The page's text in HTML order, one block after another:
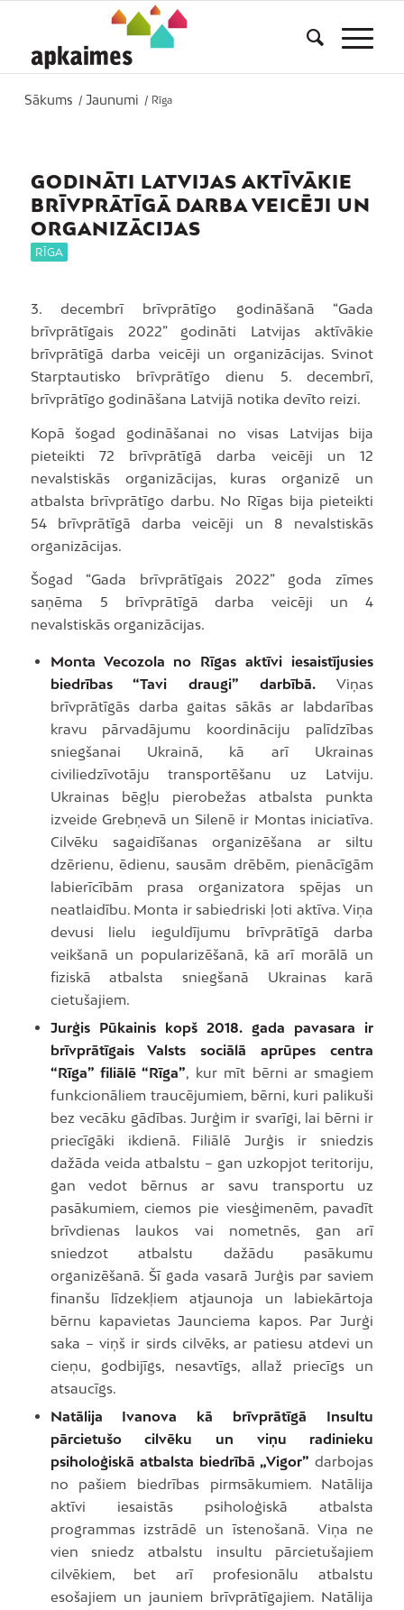
Sākums / Jaunumi / Rīga
GODINĀTI LATVIJAS AKTĪVĀKIE
BRĪVPRĀTĪGĀ DARBA VEICĒJI UN
ORGANIZĀCIJAS
RĪGA
3. decembrī brīvprātīgo godināšanā “Gada
brīvprātīgais 2022” godināti Latvijas aktīvākie
brīvprātīgā darba veicēji un organizācijas. Svinot
Starptautisko brīvprātīgo dienu 5. decembrī,
brīvprātīgo godināšana Latvijā notika devīto reizi.
Kopā šogad godināšanai no visas Latvijas bija
pieteikti 72 brīvprātīgā darba veicēji un 12
nevalstiskās organizācijas, kuras organizē un
atbalsta brīvprātīgo darbu. No Rīgas bija pieteikti
54 brīvprātīgā darba veicēji un 8 nevalstiskās
organizācijas.
Šogad “Gada brīvprātīgais 2022” goda zīmes
saņēma 5 brīvprātīgā darba veicēji un 4
nevalstiskās organizācijas.
Monta Vecozola no Rīgas aktīvi iesaistījusies
biedrības “Tavi draugi” darbībā.Viņas
brīvprātīgās darba gaitas sākās ar labdarības
kravu pārvadājumu koordināciju palīdzības
sniegšanai Ukrainā, kā arī Ukrainas
civiliedzīvotāju transportēšanu uz Latviju.
Ukrainas bēgļu pierobežas atbalsta punkta
izveide Grebņevā un Silenē ir Montas iniciatīva.
Cilvēku sagaidīšanas organizēšana ar siltu
dzērienu, ēdienu, sausām drēbēm, pienācīgām
labierīcībām prasa organizatora spējas un
neatlaidību. Monta ir sabiedriski ļoti aktīva. Viņa
devusi lielu ieguldījumu brīvprātīgā darba
veikšanā un popularizēšanā, kā arī morālā un
fiziskā atbalsta sniegšanā Ukrainas karā
cietušajiem.
Jurģis Pūkainis kopš 2018. gada pavasara ir
brīvprātīgais Valsts sociālā aprūpes centra
“Rīga” filiālē “Rīga”, kur mīt bērni ar smagiem
funkcionāliem traucējumiem, bērni, kuri palikuši
bez vecāku gādības. Jurģim ir svarīgi, lai bērni ir
priecīgāki ikdienā. Filiālē Jurģis ir sniedzis
dažāda veida atbalstu – gan uzkopjot teritoriju,
gan vedot bērnus ar savu transportu uz
pasākumiem, ciemos pie viesģimenēm, pavadīt
brīvdienas laukos vai nometnēs, gan arī
sniedzot atbalstu dažādu pasākumu
organizēšanā. Šī gada vasarā Jurģis par saviem
finanšu līdzekļiem atjaunoja un labiekārtoja
bērnu kapavietas Jaunciema kapos. Par Jurģi
saka – viņš ir sirds cilvēks, ar patiesu atdevi un
cieņu, godbijīgs, nesavtīgs, allaž priecīgs un
atsaucīgs.
Natālija Ivanova kā brīvprātīgā Insultu
pārcietušo cilvēku un viņu radinieku
psiholoģiskā atbalsta biedrībā „Vigor” darbojas
no pašiem biedrības pirmsākumiem. Natālija
aktīvi iesaistās psiholoģiskā atbalsta
programmas izstrādē un īstenošanā. Viņa ne
vien sniedz atbalstu insultu pārcietušajiem
cilvēkiem, bet arī profesionālu atbalstu
esošajiem un jauniem brīvprātīgajiem. Natālija